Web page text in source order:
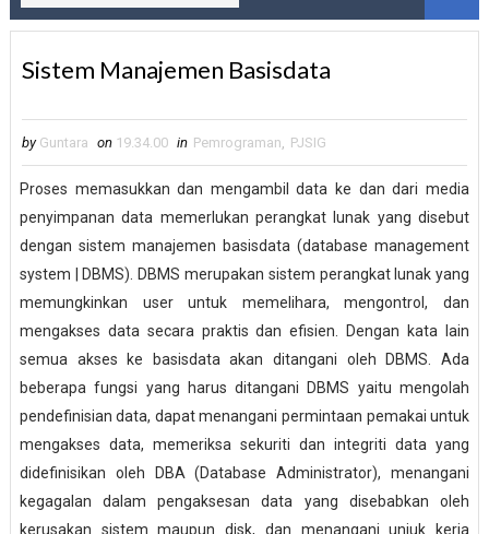
Sistem Manajemen Basisdata
by Guntara on 19.34.00 in Pemrograman, PJSIG
Proses memasukkan dan mengambil data ke dan dari media
penyimpanan data memerlukan perangkat lunak yang disebut
dengan sistem manajemen basisdata (database management
system | DBMS). DBMS merupakan sistem perangkat lunak yang
memungkinkan user untuk memelihara, mengontrol, dan
mengakses data secara praktis dan efisien. Dengan kata lain
semua akses ke basisdata akan ditangani oleh DBMS. Ada
beberapa fungsi yang harus ditangani DBMS yaitu mengolah
pendefinisian data, dapat menangani permintaan pemakai untuk
mengakses data, memeriksa sekuriti dan integriti data yang
didefinisikan oleh DBA (Database Administrator), menangani
kegagalan dalam pengaksesan data yang disebabkan oleh
kerusakan sistem maupun disk, dan menangani unjuk kerja